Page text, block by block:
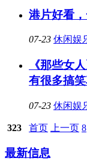
港片好看
07-23 休闲娱
《那些女
有很多搞
07-23 休闲娱
323 首页 上一页 8
最新信息